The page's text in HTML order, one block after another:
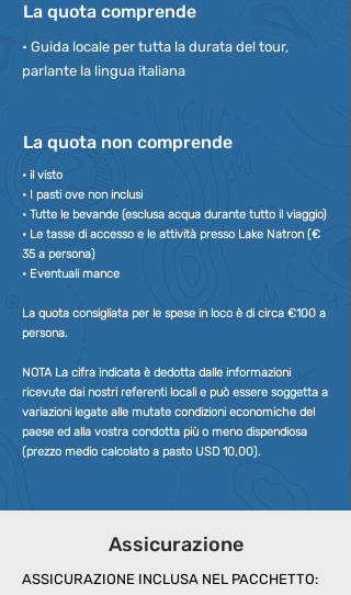
La quota comprende
• Guida locale per tutta la durata del tour,
parlante la lingua italiana
La quota non comprende
• il visto
• I pasti ove non inclusi
• Tutte le bevande (esclusa acqua durante tutto il viaggio)
• Le tasse di accesso e le attività presso Lake Natron (€
35 a persona)
• Eventuali mance
La quota consigliata per le spese in loco è di circa €100 a
persona.
NOTA La cifra indicata è dedotta dalle informazioni
ricevute dai nostri referenti locali e può essere soggetta a
variazioni legate alle mutate condizioni economiche del
paese ed alla vostra condotta più o meno dispendiosa
(prezzo medio calcolato a pasto USD 10,00).
Assicurazione
ASSICURAZIONE INCLUSA NEL PACCHETTO: